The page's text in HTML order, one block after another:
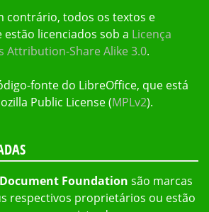
contrário, todos os textos e
estão licenciados sob a Licença
Attribution-Share Alike 3.0.
fonte do LibreOffice, que está
Public License (MPLv2).
Foundation são marcas
respectivos proprietários ou estão